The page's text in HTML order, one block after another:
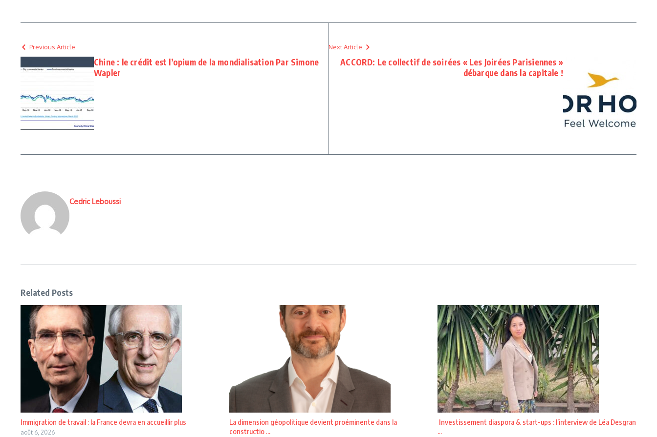
Previous Article
Chine : le crédit est l’opium de la mondialisation Par Simone
Wapler
Next Article
ACCORD: Le collectif de soirées « Les Joirées Parisiennes »
débarque dans la capitale !
Cedric Leboussi
Related Posts
Immigration de travail : la France devra en accueillir plus
août 6, 2026
La dimension géopolitique devient proéminente dans la
constructio ...
Investissement diaspora & start-ups : l’interview de Léa Desgran
...